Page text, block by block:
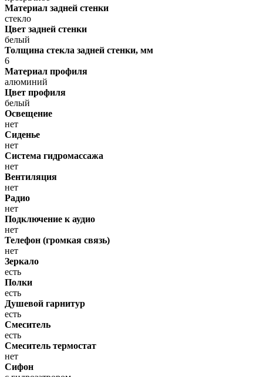
Материал задней стенки
стекло
Цвет задней стенки
белый
Толщина стекла задней стенки, мм
6
Материал профиля
алюминий
Цвет профиля
белый
Освещение
нет
Сиденье
нет
Система гидромассажа
нет
Вентиляция
нет
Радио
нет
Подключение к аудио
нет
Телефон (громкая связь)
нет
Зеркало
есть
Полки
есть
Душевой гарнитур
есть
Смеситель
есть
Смеситель термостат
нет
Сифон